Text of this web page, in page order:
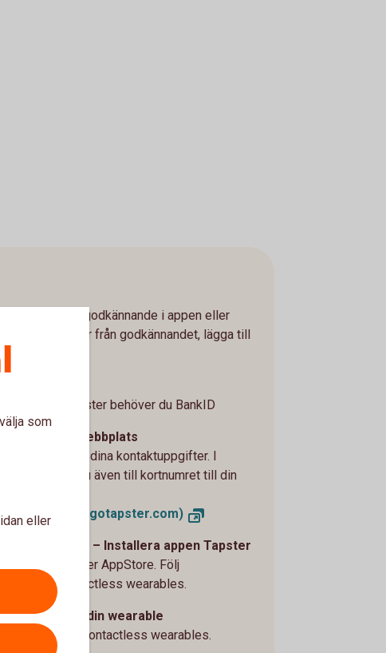
har lämnat godkännande i appen eller
inom 24 timmar från godkännandet, lägga till
kort till Tapster behöver du BankID
på Tapster webbplats
vill ha. Skriv in dina kontaktuppgifter. I
lägger du även till kortnumret till din
of payments (gotapster.com)
din wearable – Installera appen Tapster
Google Play eller AppStore. Följ
Tapster: Contactless wearables.
appen med din wearable
appen: Contactless wearables.
som
eller